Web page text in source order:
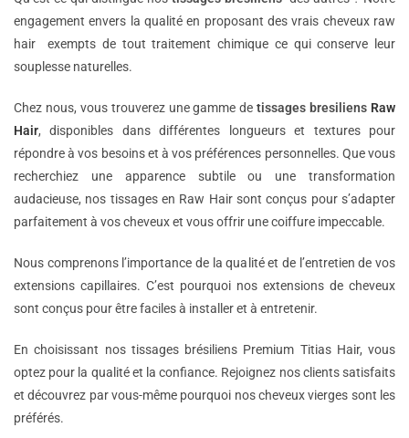
engagement envers la qualité en proposant des vrais cheveux raw
hair exempts de tout traitement chimique ce qui conserve leur
souplesse naturelles.
Chez nous, vous trouverez une gamme detissages bresiliens Raw
Hair, disponibles dans différentes longueurs et textures pour
répondre à vos besoins et à vos préférences personnelles. Que vous
recherchiez une apparence subtile ou une transformation
audacieuse, nos tissages en Raw Hair sont conçus pour s’adapter
parfaitement à vos cheveux et vous offrir une coiffure impeccable.
Nous comprenons l’importance de la qualité et de l’entretien de vos
extensions capillaires. C’est pourquoi nos extensions de cheveux
sont conçus pour être faciles à installer et à entretenir.
En choisissant nos tissages brésiliens Premium Titias Hair, vous
optez pour la qualité et la confiance. Rejoignez nos clients satisfaits
et découvrez par vous-même pourquoi nos cheveux vierges sont les
préférés.